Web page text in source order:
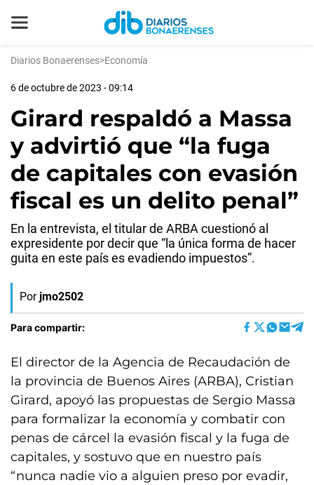
Diarios Bonaerenses>Economía
6 de octubre de 2023 - 09:14
Girard respaldó a Massa
y advirtió que “la fuga
de capitales con evasión
fiscal es un delito penal”
En la entrevista, el titular de ARBA cuestionó al
expresidente por decir que “la única forma de hacer
guita en este país es evadiendo impuestos”.
Por jmo2502
Para compartir:
El director de la Agencia de Recaudación de
la provincia de Buenos Aires (ARBA), Cristian
Girard, apoyó las propuestas de Sergio Massa
para formalizar la economía y combatir con
penas de cárcel la evasión fiscal y la fuga de
capitales, y sostuvo que en nuestro país
“nunca nadie vio a alguien preso por evadir,